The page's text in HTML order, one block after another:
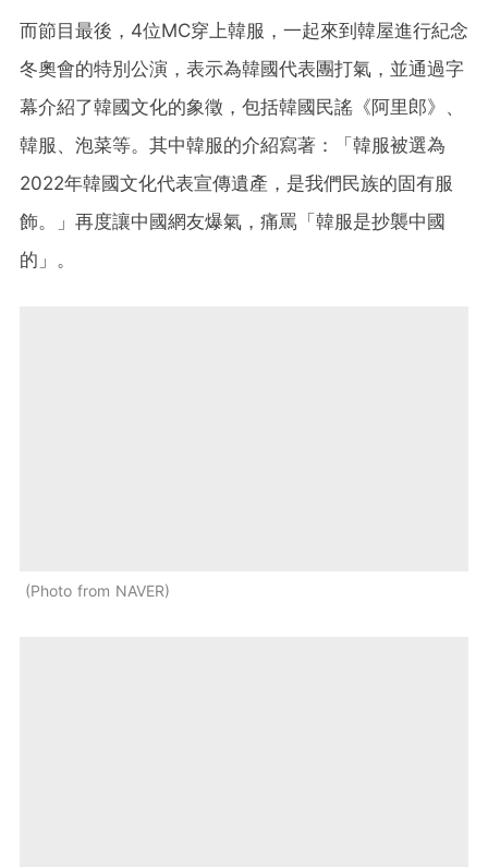
而節目最後，4位MC穿上韓服，一起來到韓屋進行紀念
冬奧會的特別公演，表示為韓國代表團打氣，並通過字
幕介紹了韓國文化的象徵，包括韓國民謠《阿里郎》、
韓服、泡菜等。其中韓服的介紹寫著：「韓服被選為
2022年韓國文化代表宣傳遺產，是我們民族的固有服
飾。」再度讓中國網友爆氣，痛罵「韓服是抄襲中國
的」。
Photo from NAVER